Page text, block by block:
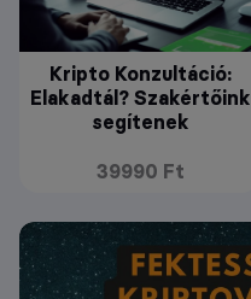
Kripto Konzultáció:
Elakadtál? Szakértőink
segítenek
39990 Ft